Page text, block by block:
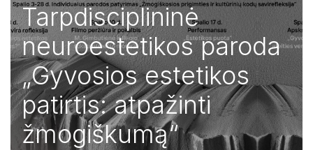
Tarpdisciplininė
neuroestetikos paroda
„Gyvosios estetikos
patirtis: atpažinti
žmogiškumą“